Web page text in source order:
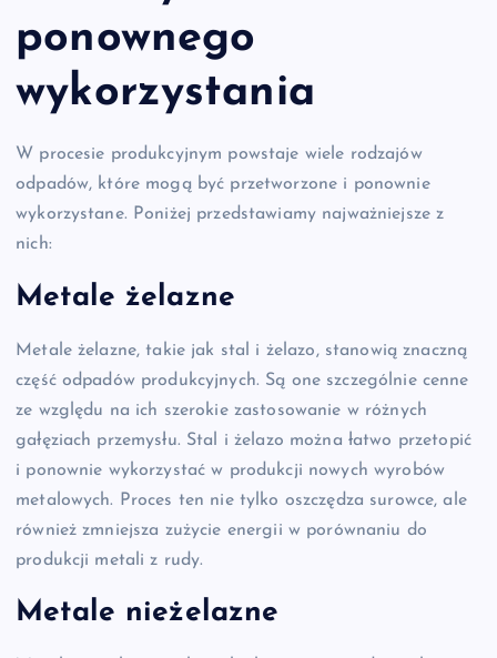
ponownego
wykorzystania
W procesie produkcyjnym powstaje wiele rodzajów
odpadów, które mogą być przetworzone i ponownie
wykorzystane. Poniżej przedstawiamy najważniejsze z
nich:
Metale żelazne
Metale żelazne, takie jak stal i żelazo, stanowią znaczną
część odpadów produkcyjnych. Są one szczególnie cenne
ze względu na ich szerokie zastosowanie w różnych
gałęziach przemysłu. Stal i żelazo można łatwo przetopić
i ponownie wykorzystać w produkcji nowych wyrobów
metalowych. Proces ten nie tylko oszczędza surowce, ale
również zmniejsza zużycie energii w porównaniu do
produkcji metali z rudy.
Metale nieżelazne